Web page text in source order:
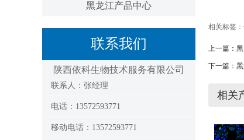
黑龙江产品中心
联系我们
陕西依科生物技术服务有限公司
联系人：张经理
电话：13572593771
移动电话：13572593771
相关标签：
上一篇：
下一篇：
相关